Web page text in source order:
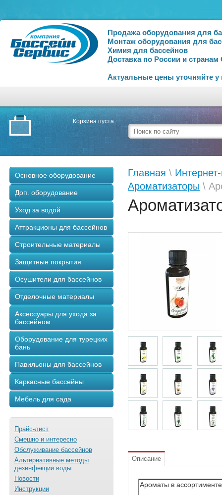
Продажа оборудования для
Монтаж оборудования для
Химия для бассейнов
Доставка по России и
Актуальные цены уточняйте
Корзина пуста
Основное оборудование
Доп. оборудование
Уход за водой
Аттракционы для бассейнов
Строительные материалы
Защитные покрытия
Осушители для бассейнов
Отделочные материалы
Аксессуары для ухода за
бассейном
Оборудование для турецких
бань
Павильоны для бассейнов
Каркасные бассейны
Мебель для сада
Прайс-лист
Смешно и интересно
Обслуживание бассейнов
Альтернативные методы
дезинфекции воды
Новости
Инструкции
Главная \
Ароматизаторы \
Описание
Ароматы в